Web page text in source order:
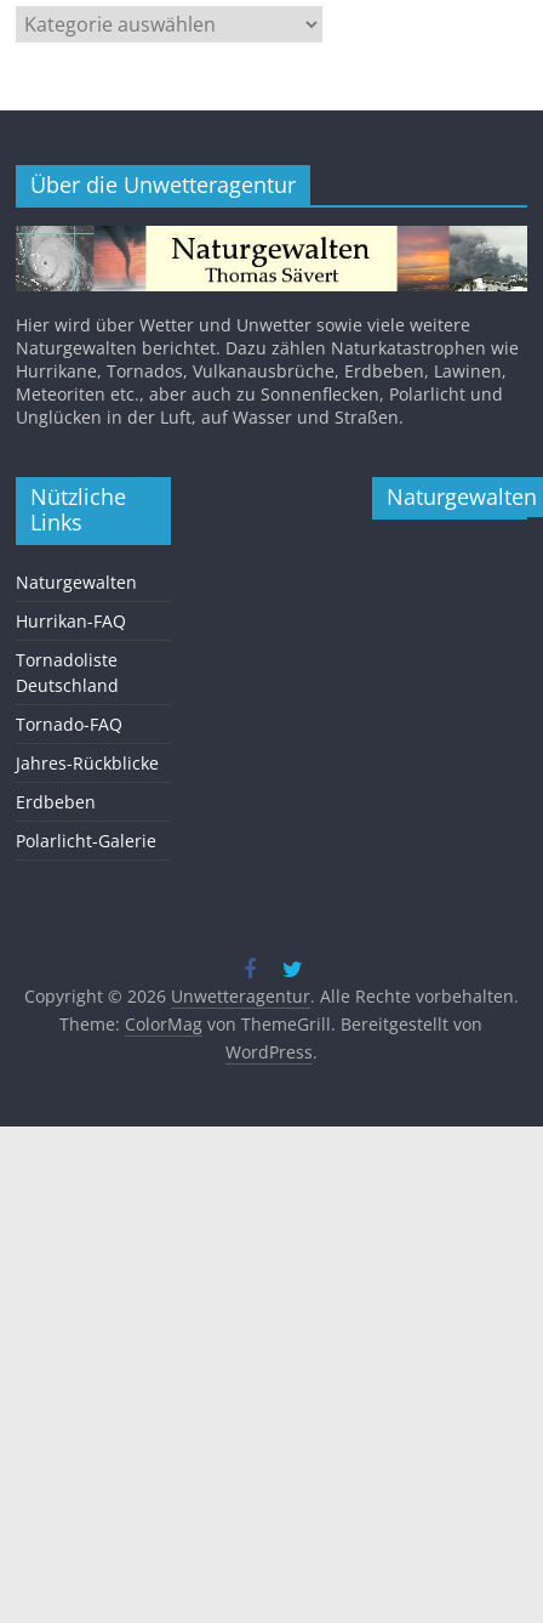
Kategorien
Über die Unwetteragentur
Hier wird über Wetter und Unwetter sowie viele weitere
Naturgewalten berichtet. Dazu zählen Naturkatastrophen wie
Hurrikane, Tornados, Vulkanausbrüche, Erdbeben, Lawinen,
Meteoriten etc., aber auch zu Sonnenflecken, Polarlicht und
Unglücken in der Luft, auf Wasser und Straßen.
Nützliche
Links
Naturgewalten
Hurrikan-FAQ
Tornadoliste
Deutschland
Tornado-FAQ
Jahres-Rückblicke
Erdbeben
Polarlicht-Galerie
Naturgewalten
Copyright © 2026 Unwetteragentur. Alle Rechte vorbehalten.
Theme: ColorMag von ThemeGrill. Bereitgestellt von
WordPress.